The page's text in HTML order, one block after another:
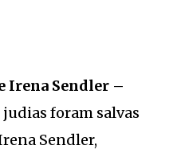
Irena Sendler –
judias foram salvas
Sendler,